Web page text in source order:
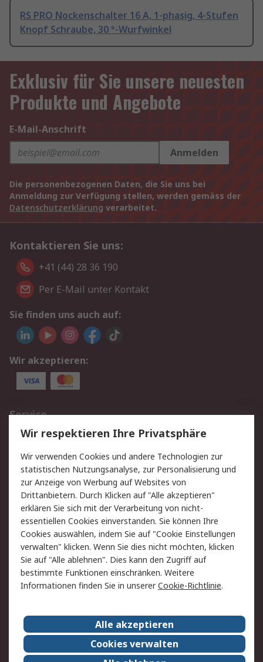
RS PRO Nockenschalter 16 A, 1-phasig, 4-Stufen
Knopf Schraube, 30 °-Wurfwinkel
Exklusiv für Sie unsere neuesten
Produkte und Angebote
E-Mail-Anschrift
Anmelden
Die personenbezogenen Daten, die Sie uns bei
Anmeldung zur Verfügung stellen, werden gemäss der
Datenschutzerklärung verarbeitet.
Kontaktieren Sie uns:
+41 (44) 28 36 190
Per E-Mail unter Kontakt
Sie finden uns auch auf:
Wir akzeptieren:
Service
Value Added Services
Lieferlösungen
Rücksendungen
Kontakt
Hilfe
Rechtliches
AGB
Datenschutz
Cookie-Richtlinie
Zahlungsbedingungen
Copyright/Impressum
Über RS
Karriere bei RS
Nachhaltigkeit
Qualität/Umwelt/ZertifikatePresse-Center
Event-Center
Wir respektieren Ihre Privatsphäre
Wir verwenden Cookies und andere Technologien zur
statistischen Nutzungsanalyse, zur Personalisierung und
zur Anzeige von Werbung auf Websites von
Drittanbietern. Durch Klicken auf "Alle akzeptieren"
erklären Sie sich mit der Verarbeitung von nicht-
essentiellen Cookies einverstanden. Sie können Ihre
Cookies auswählen, indem Sie auf "Cookie Einstellungen
verwalten" klicken. Wenn Sie dies nicht möchten, klicken
Sie auf "Alle ablehnen". Dies kann den Zugriff auf
bestimmte Funktionen einschränken. Weitere
Informationen finden Sie in unsererCookie-Richtlinie.
Alle akzeptieren
Cookies verwalten